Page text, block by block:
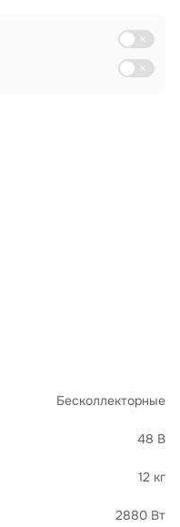
Бесколлекторные
48 В
12 кг
2880 Вт